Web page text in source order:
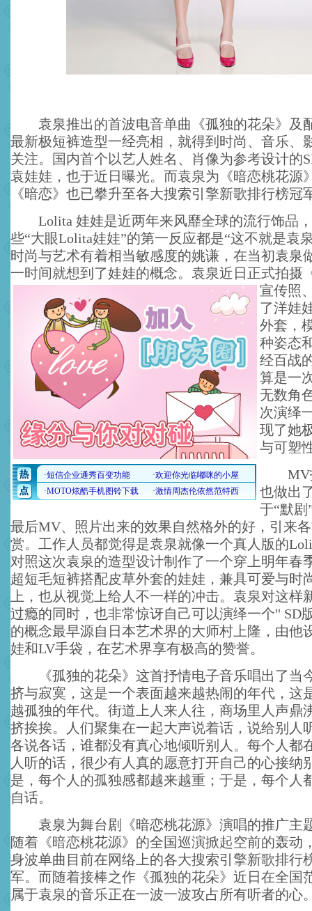
袁泉推出的首波电音单曲《孤独的花朵》及
最新极短裤造型一经亮相，就得到时尚、音乐、
关注。国内首个以艺人姓名、肖像为参考设计
袁娃娃，也于近日曝光。而袁泉为《暗恋桃花源
《暗恋》也已攀升至各大搜索引擎新歌排行榜冠
Lolita 娃娃是近两年来风靡全球的流行饰品
些“大眼Lolita娃娃”的第一反应都是“这不就是袁
时尚与艺术有着相当敏感度的姚谦，在当初袁泉
一时间就想到了娃娃的概念。 袁泉近日正式拍摄
宣传照
了洋娃
外套，
种姿态
经百战
算是一
无数角
次演绎
现了她
与可塑
MV
也做出
于“默剧
最后MV、照片出来的效果自然格外的好，引来
赏。工作人员都觉得是袁泉就像一个真人版的
对照这次袁泉的造型设计制作了一个穿上明年春
超短毛短裤搭配皮草外套的娃娃，兼具可爱与时
上，也从视觉上给人不一样的冲击。袁泉对这样
过瘾的同时，也非常惊讶自己可以演绎一个" SD
的概念最早源自日本艺术界的大师村上隆，由他
娃和LV手袋，在艺术界享有极高的赞誉。
《孤独的花朵》这首抒情电子音乐唱出了当
挤与寂寞，这是一个表面越来越热闹的年代，这
越孤独的年代。街道上人来人往，商场里人声鼎
挤挨挨。人们聚集在一起大声说着话，说给别人
各说各话，谁都没有真心地倾听别人。每个人都
人听的话，很少有人真的愿意打开自己的心接纳
是，每个人的孤独感都越来越重；于是，每个人
自话。
袁泉为舞台剧《暗恋桃花源》演唱的推广主
随着《暗恋桃花源》的全国巡演掀起空前的轰动
身波单曲目前在网络上的各大搜索引擎新歌排行
军。而随着接棒之作《孤独的花朵》近日在全国
属于袁泉的音乐正在一波一波攻占所有听者的心